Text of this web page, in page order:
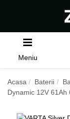
Meniu
Acasa Baterii
Dynamic 12V 61Ah